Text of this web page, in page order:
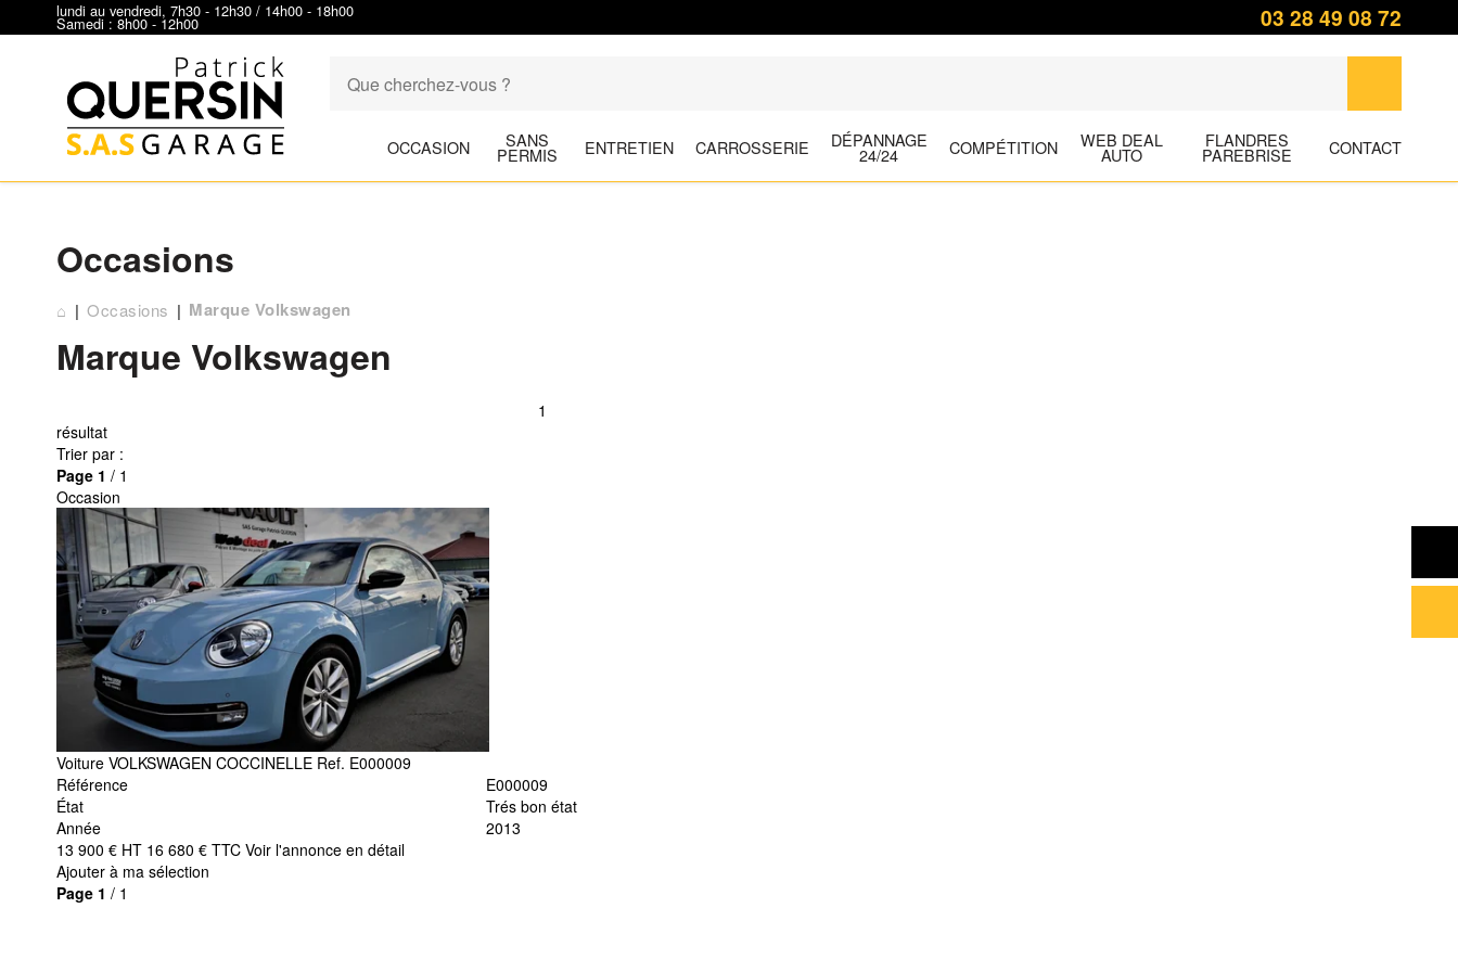
lundi au vendredi, 7h30 - 12h30 / 14h00 - 18h00
Samedi : 8h00 - 12h00 03 28 49 08 72
OCCASION SANS
PERMIS ENTRETIEN CARROSSERIE DÉPANNAGE
24/24 COMPÉTITION WEB DEAL
AUTO
FLANDRES
PAREBRISE CONTACT
Occasions
⌂ Occasions Marque Volkswagen
Marque Volkswagen
1
résultat
Trier par :
Page 1 / 1
Occasion
Voiture VOLKSWAGEN COCCINELLE Ref. E000009
Référence
E000009
État
Trés bon état
Année
2013
13 900 € HT 16 680 € TTC Voir l'annonce en détail
Ajouter à ma sélection
Page 1 / 1